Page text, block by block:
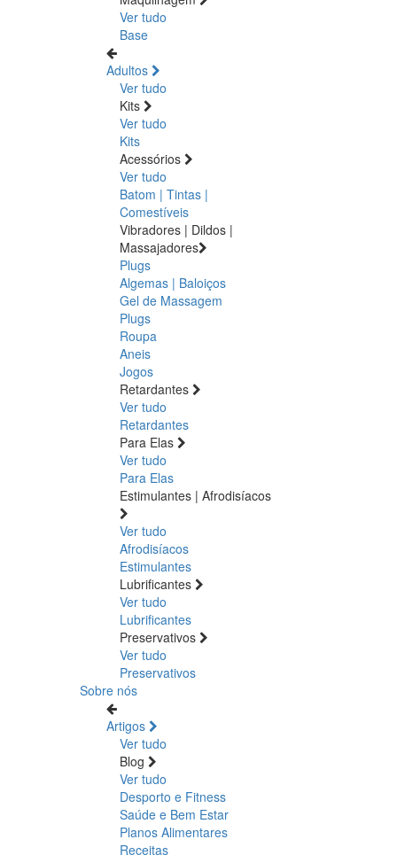
Ver tudo
Base
Adultos
Ver tudo
Kits
Ver tudo
Kits
Acessórios
Ver tudo
Batom | Tintas |
Comestíveis
Vibradores | Dildos |
Massajadores
Plugs
Algemas | Baloiços
Gel de Massagem
Plugs
Roupa
Aneis
Jogos
Retardantes
Ver tudo
Retardantes
Para Elas
Ver tudo
Para Elas
Estimulantes | Afrodisíacos
Ver tudo
Afrodisíacos
Estimulantes
Lubrificantes
Ver tudo
Lubrificantes
Preservativos
Ver tudo
Preservativos
Sobre nós
Artigos
Ver tudo
Blog
Ver tudo
Desporto e Fitness
Saúde e Bem Estar
Planos Alimentares
Receitas